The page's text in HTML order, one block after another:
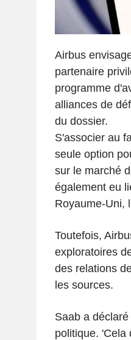
Airbus
partenaire
programme
alliances de
du dossier.
S'associer au
seule option
sur le marché
également eu
Royaume-Uni,
Toutefois,
exploratoires
des relations
les sources.
Saab a
politique. 'Cela